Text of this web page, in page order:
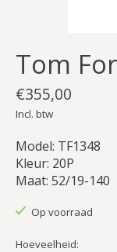
Tom
€355,00
Incl. btw
Model: TF1348
Kleur: 20P
Maat: 52/19-140
Op voorraad
Hoeveelheid: